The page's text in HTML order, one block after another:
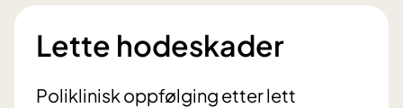
Lette hodeskader
Poliklinisk oppfølging etter lett